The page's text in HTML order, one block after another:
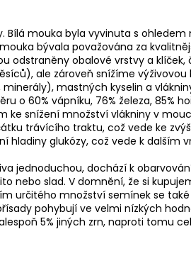
Bílá mouka byla vyvinuta s ohledem
bývala považována za
odstraněny obalové vrstvy a klíček,
ale zároveň snížíme
mastných kyselin a
60% vápníku, 76% železa, 85%
ke snížení množství vlákniny v
trávícího traktu, což vede ke
hladiny glukózy, což vede k dalším
jednoduchou, dochází k
nebo slad. V domnění, že si
určitého množství semínek se
pohybují ve velmi nízkých
5% jiných zrn, naproti tomu
OBUV JOMA HISPALIS LADY
2 599 Kč